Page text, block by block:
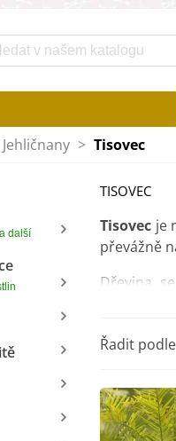
Jehličnany > Tisovec
další
TISOVEC
Tisovec je
převážně
Dřevina
Tisovec je
Využívá
Řadit podle